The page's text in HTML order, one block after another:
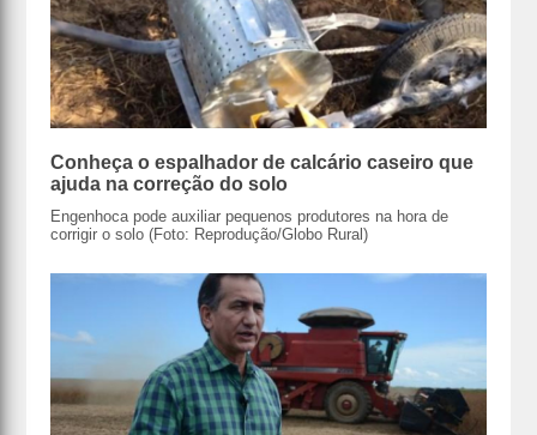
Conheça o espalhador de calcário caseiro que
ajuda na correção do solo
Engenhoca pode auxiliar pequenos produtores na hora de
corrigir o solo (Foto: Reprodução/Globo Rural)